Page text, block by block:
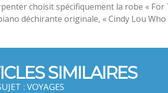
choisit spécifiquement la robe «
déchirante originale, « Cindy Lou Who
SIMILAIRES
: VOYAGES